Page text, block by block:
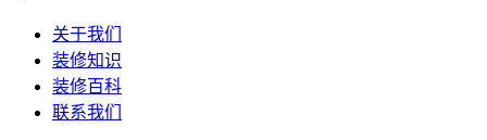
关于我们
装修知识
装修百科
联系我们